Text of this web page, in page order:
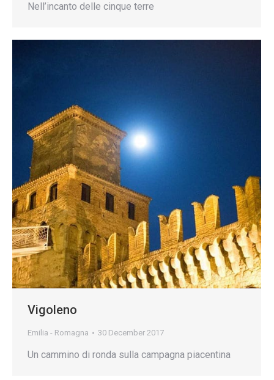
Nell’incanto delle cinque terre
Vigoleno
Emilia - Romagna 30 December 2017
Un cammino di ronda sulla campagna piacentina